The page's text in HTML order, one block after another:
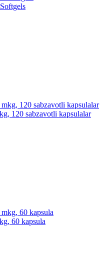
120 sabzavotli kapsulalar
60 kapsula